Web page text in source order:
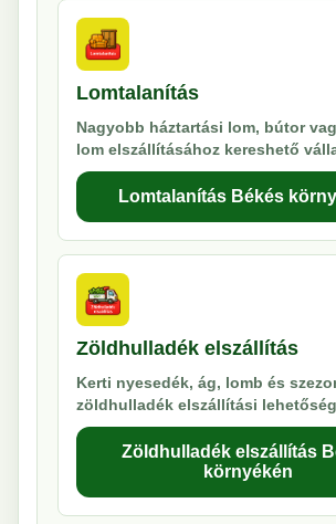
Lomtalanítás
Nagyobb háztartási lom, bútor
lom elszállításához kereshető
Lomtalanítás Békés
Zöldhulladék elszállítás
Kerti nyesedék, ág, lomb és
zöldhulladék elszállítási
Zöldhulladék elszállítás
környékén